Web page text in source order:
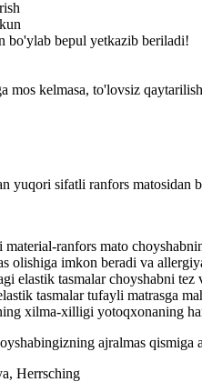
bo'ylab bepul yetkazib beriladi!
mos kelmasa, to'lovsiz
yuqori sifatli ranfors
material-ranfors mato
olishiga imkon beradi va
elastik tasmalar choyshabni
tasmalar tufayli matrasga
xilma-xilligi yotoqxonaning
ajralmas
Herrsching